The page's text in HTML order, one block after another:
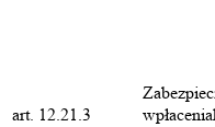
art. 12.21.3